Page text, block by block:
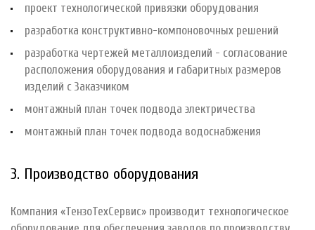
проект технологической привязки оборудования
разработка конструктивно-компоновочных решений
разработка чертежей металлоизделий - согласование
расположения оборудования и габаритных размеров
изделий с Заказчиком
монтажный план точек подвода электричества
монтажный план точек подвода водоснабжения
3. Производство оборудования
Компания «ТензоТехСервис» производит технологическое